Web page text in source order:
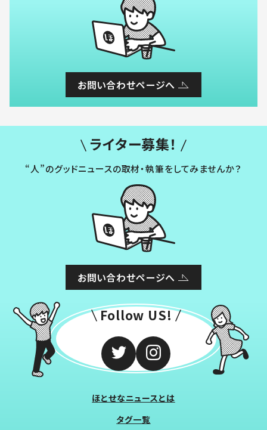
お問い合わせページへ
ライター募集！
“人”のグッドニュースの取材・執筆をしてみませんか？
お問い合わせページへ
Follow US!
ほとせなニュースとは
タグ一覧